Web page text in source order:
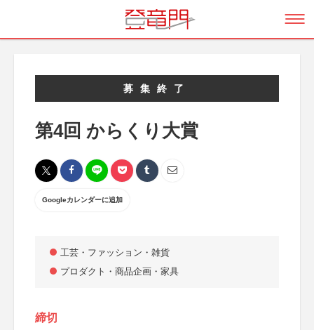
募集終了
第4回 からくり大賞
Googleカレンダーに追加
工芸・ファッション・雑貨
プロダクト・商品企画・家具
締切